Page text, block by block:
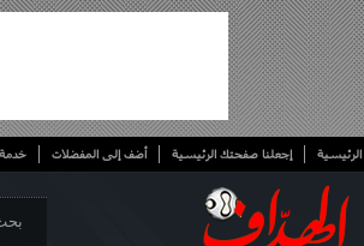
الرئيسية إجعلنا صفحتك الرئيسية أضف إلى المفضلات خدمة RSS